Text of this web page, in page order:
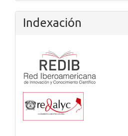
Indexación